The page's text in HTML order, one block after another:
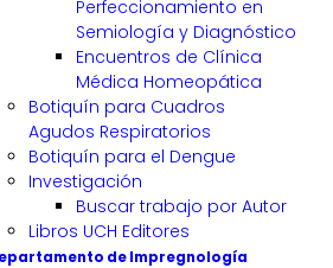
Perfeccionamiento en
Semiología y Diagnóstico
Encuentros de Clínica
Médica Homeopática
Botiquín para Cuadros
Agudos Respiratorios
Botiquín para el Dengue
Investigación
Buscar trabajo por Autor
Libros UCH Editores
de Impregnología